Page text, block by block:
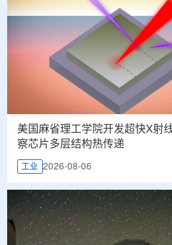
美国麻省理工学院开发超快X射
察芯片多层结构热传递
工业 2026-08-06